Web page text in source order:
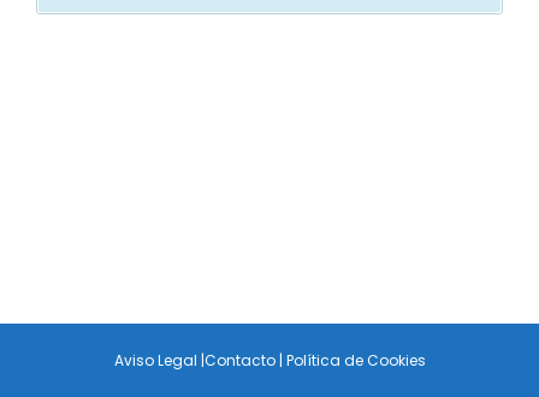
Aviso Legal |Contacto| Política de Cookies